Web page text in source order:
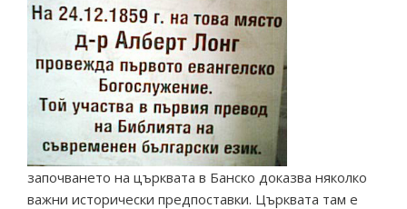
започването на църквата в Банско доказва няколко
важни исторически предпоставки. Църквата там е